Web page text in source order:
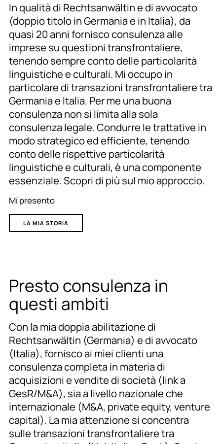
In qualità di Rechtsanwältin e di avvocato
(doppio titolo in Germania e in Italia), da
quasi 20 anni fornisco consulenza alle
imprese su questioni transfrontaliere,
tenendo sempre conto delle particolarità
linguistiche e culturali. Mi occupo in
particolare di transazioni transfrontaliere tra
Germania e Italia. Per me una buona
consulenza non si limita alla sola
consulenza legale. Condurre le trattative in
modo strategico ed efficiente, tenendo
conto delle rispettive particolarità
linguistiche e culturali, è una componente
essenziale. Scopri di più sul mio approccio.
Mi presento
LA MIA STORIA
Presto consulenza in
questi ambiti
Con la mia doppia abilitazione di
Rechtsanwältin (Germania) e di avvocato
(Italia), fornisco ai miei clienti una
consulenza completa in materia di
acquisizioni e vendite di società (link a
GesR/M&A), sia a livello nazionale che
internazionale (M&A, private equity, venture
capital). La mia attenzione si concentra
sulle transazioni transfrontaliere tra